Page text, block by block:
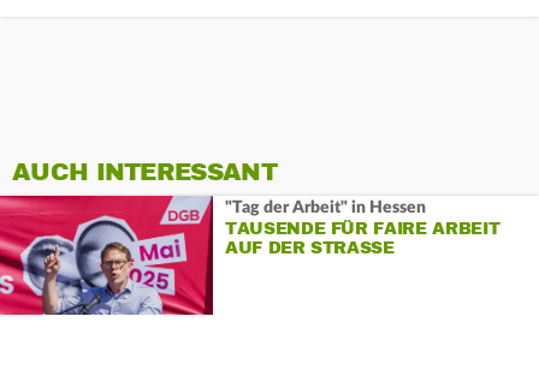
AUCH INTERESSANT
"Tag der Arbeit" in Hessen
TAUSENDE FÜR FAIRE ARBEIT
AUF DER STRASSE